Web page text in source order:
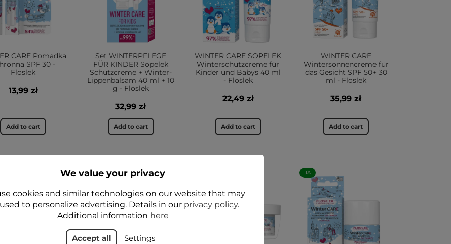
CARE Pomadka
SPF 30 -
Floslek
13,99 zł
Add to cart
Set WINTERPFLEGE
FÜR KINDER Sopelek
Schutzcreme + Winter-
Lippenbalsam 40 ml + 10
g - Floslek
32,99 zł
Add to cart
WINTER CARE SOPELEK
Winterschutzcreme für
Kinder und Babys 40 ml
- Floslek
22,49 zł
Add to cart
WINTER CARE
Wintersonnencreme für
das Gesicht SPF 50+ 30
ml - Floslek
35,99 zł
Add to cart
JA JA
We value your privacy
cookies and similar technologies on our website that may
to personalize advertising. Details in our privacy policy.
Additional information here
Accept all Settings